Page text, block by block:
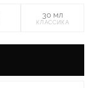
30 мл
КЛАССИКА